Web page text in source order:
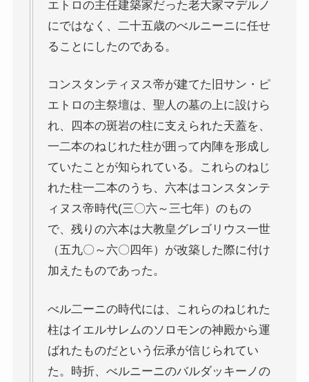
『レ・ミゼラブル』をもっと楽しむために
イギリス・ドイツ文学と歴史・文化
名作の宝庫・シェイクスピア
蜷川幸雄と現代演劇
イギリスの文豪ディケンズ
ドイツの大詩人ゲーテを味わう
哲学者ショーペンハウアーに学ぶ
カフカの街プラハとチェコ文学
エトロの主任建築家だった老大家マデルノ
にではなく、二十五歳のべルニーニに任せ
ることにしたのである。
コンスタンティヌス帝が建てた旧サン・ピ
エトロの主祭壇は、聖人の墓の上に設けら
れ、四本の斑岩の柱に支えられた天蓋を、
一二本のねじれた柱が囲って内陣を形成し
ていたことが知られている。これらのねじ
れた柱一二本のうち、六本はコンスタンテ
ィヌス帝時代(三〇六～三七年）のもの
で、残りの六本は大教皇グレゴリウス一世
（五九〇～六〇四年）が改築した際に付け
加えたものであった。
べル二ーニの時代には、これらのねじれた
柱はイエルサレムのソロモンの神殿から運
ばれたものだという伝承が信じられてい
た。時折、べルニーニのバルダッキーノの